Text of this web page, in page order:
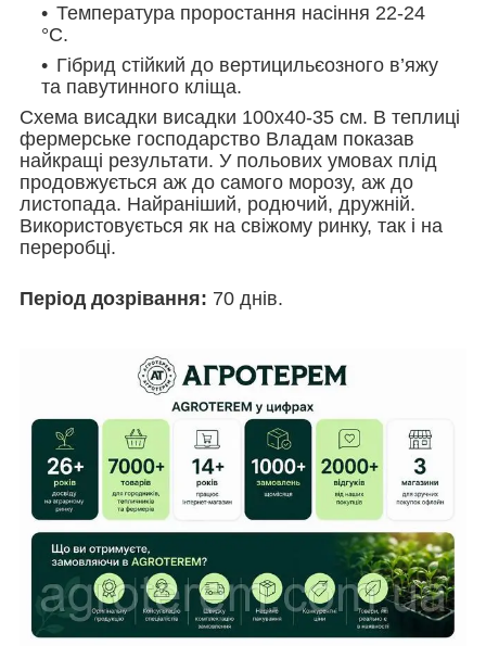
Температура проростання насіння 22-24
°С.
Гібрид стійкий до вертицильєозного в’яжу
та павутинного кліща.
Схема висадки висадки 100x40-35 см. В теплиці
фермерське господарство Владам показав
найкращі результати. У польових умовах плід
продовжується аж до самого морозу, аж до
листопада. Найраніший, родючий, дружній.
Використовується як на свіжому ринку, так і на
переробці.
Період дозрівання: 70 днів.